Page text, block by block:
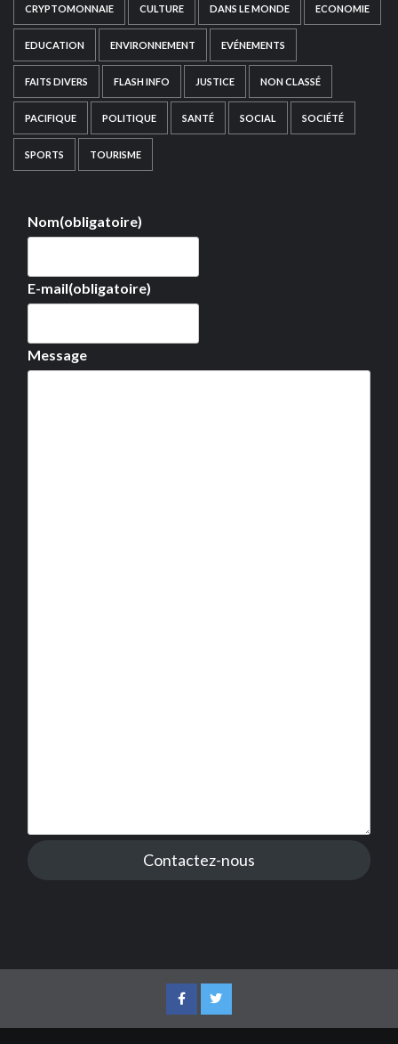
CRYPTOMONNAIE CULTURE DANS LE MONDE ECONOMIE
EDUCATION ENVIRONNEMENT EVÉNEMENTS
FAITS DIVERS FLASH INFO JUSTICE NON CLASSÉ
PACIFIQUE POLITIQUE SANTÉ SOCIAL SOCIÉTÉ
SPORTS TOURISME
Nom(obligatoire)
E-mail(obligatoire)
Message
Contactez-nous
FacebookTwitter